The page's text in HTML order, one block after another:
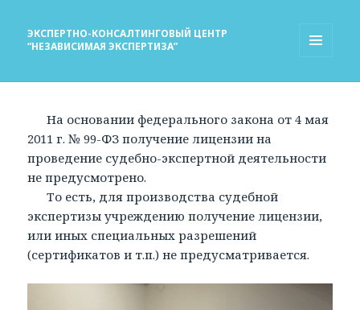
ЭКСПЕРТНО-КОНСАЛТИНГОВЫЙ ЦЕНТР
“НЕЗАВИСИМАЯ ЭКСПЕРТИЗА”
На основании федерального закона от 4 мая
2011 г. № 99-ФЗ получение лицензии на
проведение судебно-экспертной деятельности
не предусмотрено.
То есть, для производства судебной
экспертизы учреждению получение лицензии,
или иных специальных разрешений
(сертификатов и т.п.) не предусматривается.